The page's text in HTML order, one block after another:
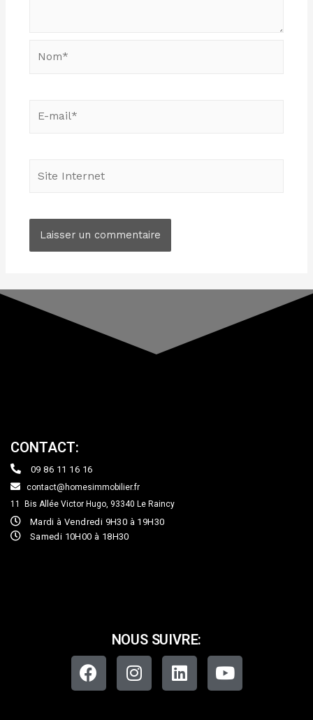
CONTACT:
09 86 11 16 16
contact@homesimmobilier.fr
11 Bis Allée Victor Hugo, 93340 Le Raincy
Mardi à Vendredi 9H30 à 19H30
Samedi 10H00 à 18H30
NOUS SUIVRE: